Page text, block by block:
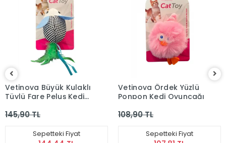
Vetinova Büyük Kulaklı
Tüylü Fare Peluş Kedi
145,90 TL
Sepetteki Fiyat
Vetinova Ördek Yüzlü
Ponpon Kedi Oyuncağı
108,90 TL
Sepetteki Fiyat